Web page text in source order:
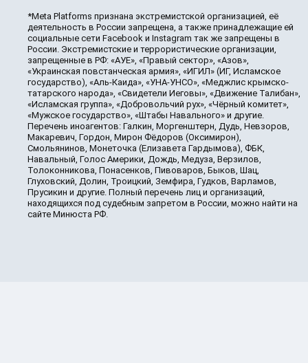
*Meta Platforms признана экстремистской организацией, её
деятельность в России запрещена, а также принадлежащие ей
социальные сети Facebook и Instagram так же запрещены в
России. Экстремистские и террористические организации,
запрещенные в РФ: «АУЕ», «Правый сектор», «Азов»,
«Украинская повстанческая армия», «ИГИЛ» (ИГ, Исламское
государство), «Аль-Каида», «УНА-УНСО», «Меджлис крымско-
татарского народа», «Свидетели Иеговы», «Движение Талибан»,
«Исламская группа», «Добровольчий рух», «Чёрный комитет»,
«Мужское государство», «Штабы Навального» и другие.
Перечень иноагентов: Галкин, Моргенштерн, Дудь, Невзоров,
Макаревич, Гордон, Мирон Фёдоров (Оксимирон),
Смольянинов, Монеточка (Елизавета Гардымова), ФБК,
Навальный, Голос Америки, Дождь, Медуза, Верзилов,
Толоконникова, Понасенков, Пивоваров, Быков, Шац,
Глуховский, Долин, Троицкий, Земфира, Гудков, Варламов,
Прусикин и другие. Полный перечень лиц и организаций,
находящихся под судебным запретом в России, можно найти на
сайте Минюста РФ.